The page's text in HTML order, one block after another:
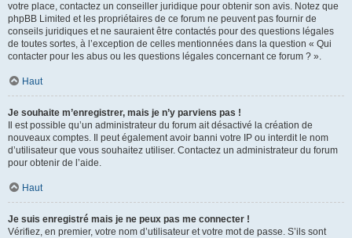
votre place, contactez un conseiller juridique pour obtenir son avis. Notez que
phpBB Limited et les propriétaires de ce forum ne peuvent pas fournir de
conseils juridiques et ne sauraient être contactés pour des questions légales
de toutes sortes, à l’exception de celles mentionnées dans la question « Qui
contacter pour les abus ou les questions légales concernant ce forum ? ».
Haut
Je souhaite m’enregistrer, mais je n’y parviens pas !
Il est possible qu’un administrateur du forum ait désactivé la création de
nouveaux comptes. Il peut également avoir banni votre IP ou interdit le nom
d’utilisateur que vous souhaitez utiliser. Contactez un administrateur du forum
pour obtenir de l’aide.
Haut
Je suis enregistré mais je ne peux pas me connecter !
Vérifiez, en premier, votre nom d’utilisateur et votre mot de passe. S’ils sont